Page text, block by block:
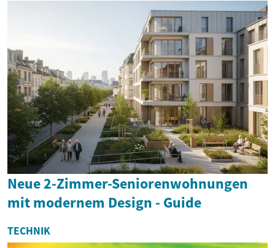
Neue 2-Zimmer-Seniorenwohnungen
mit modernem Design - Guide
TECHNIK